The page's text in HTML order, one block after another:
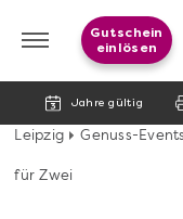
Jahre gültig
Gutschein
einlösen
Leipzig Genuss-
für Zwei